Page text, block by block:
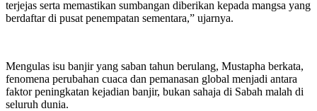
terjejas serta memastikan sumbangan diberikan kepada mangsa yang
berdaftar di pusat penempatan sementara,” ujarnya.
Mengulas isu banjir yang saban tahun berulang, Mustapha berkata,
fenomena perubahan cuaca dan pemanasan global menjadi antara
faktor peningkatan kejadian banjir, bukan sahaja di Sabah malah di
seluruh dunia.